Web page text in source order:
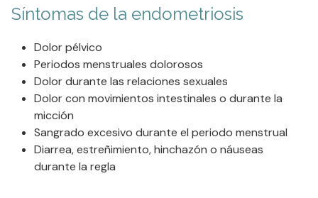
Síntomas de la endometriosis
Dolor pélvico
Periodos menstruales dolorosos
Dolor durante las relaciones sexuales
Dolor con movimientos intestinales o durante la
micción
Sangrado excesivo durante el periodo menstrual
Diarrea, estreñimiento, hinchazón o náuseas
durante la regla